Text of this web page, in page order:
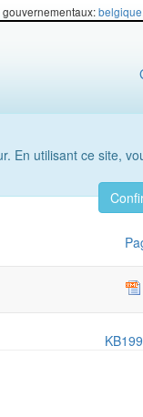
En utilisant ce site,